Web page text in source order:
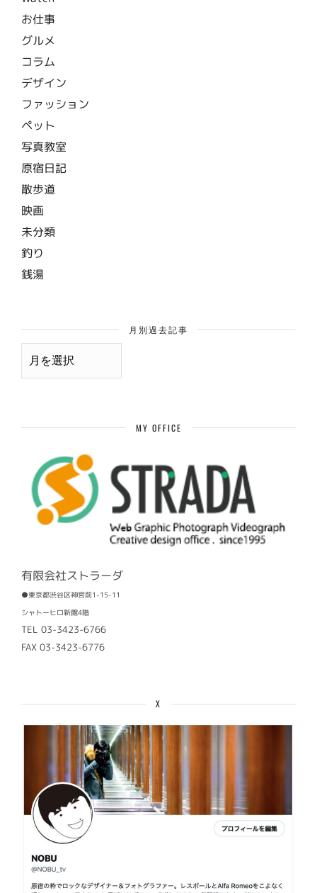
お仕事
グルメ
コラム
デザイン
ファッション
ペット
写真教室
原宿日記
散歩道
映画
未分類
釣り
銭湯
月別過去記事
月
MY OFFICE
有限会社ストラーダ
●東京都渋谷区神宮前1-15-11
シャトーヒロ新館4階
TEL 03-3423-6766
FAX 03-3423-6776
X